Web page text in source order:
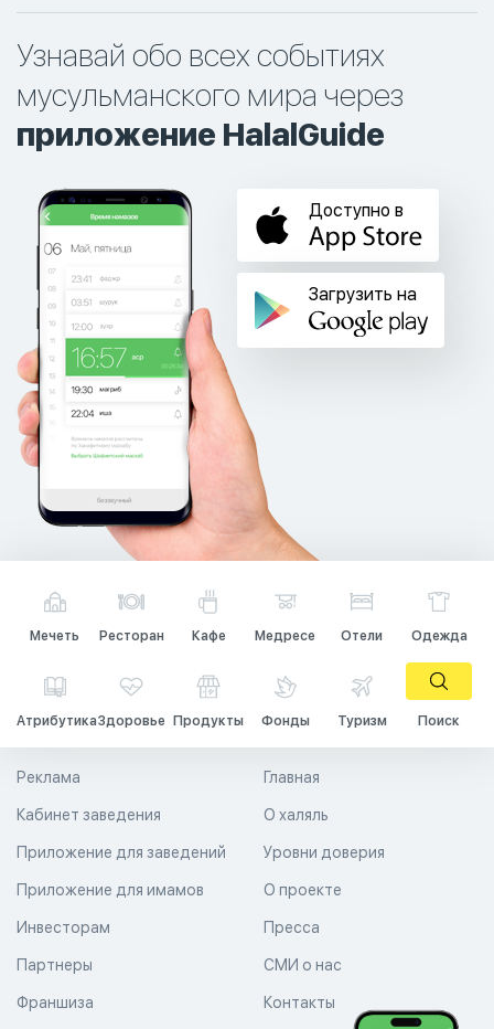
Узнавай обо всех событиях
мусульманского мира через
приложение HalalGuide
Доступно в
Загрузить на
Мечеть Ресторан Кафе Медресе Отели Одежда
АтрибутикаЗдоровье Продукты Фонды Туризм Поиск
Главная
О халяль
Уровни доверия
Реклама
Кабинет заведения
Приложение для заведений
Приложение для имамов О проекте
Пресса
СМИ о нас
Контакты
Инвесторам
Партнеры
Франшиза